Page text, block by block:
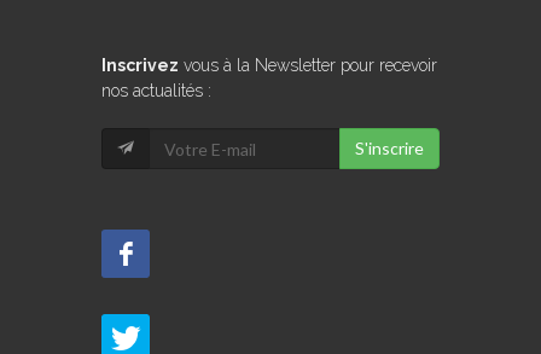
Inscrivez vous à la Newsletter pour recevoir
nos actualités :
S'inscrire